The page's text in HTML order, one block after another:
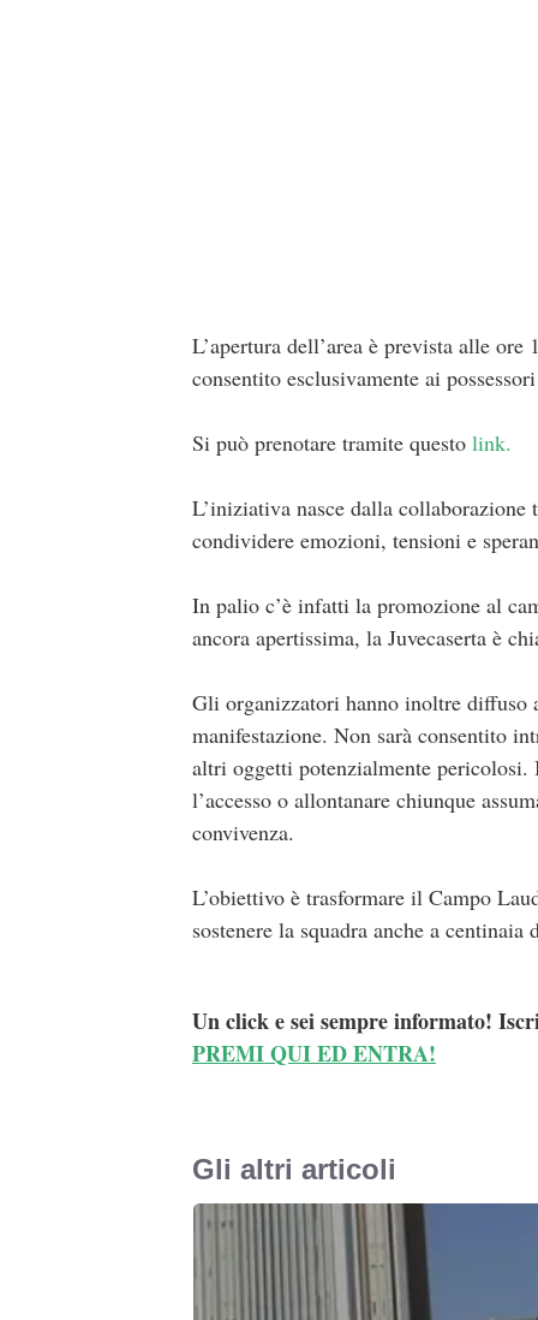
L’apertura dell’area è prevista alle
consentito esclusivamente ai
Si può prenotare tramite questo link.
L’iniziativa nasce dalla
condividere emozioni, tensioni e
In palio c’è infatti la promozione al
ancora apertissima, la Juvecaserta è
Gli organizzatori hanno inoltre diffuso
manifestazione. Non sarà consentito
altri oggetti potenzialmente pericolosi.
l’accesso o allontanare chiunque
convivenza.
L’obiettivo è trasformare il Campo
sostenere la squadra anche a
Un click e sei sempre informato!
PREMI QUI ED ENTRA!
Gli altri articoli